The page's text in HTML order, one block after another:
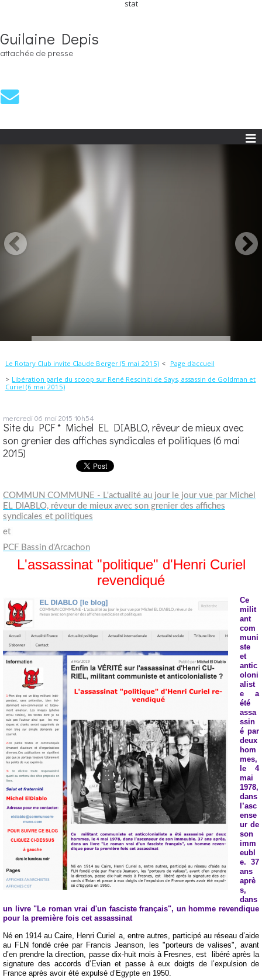
stat
Guilaine Depis
attachée de presse
Le Rotary Club invite Claude Berger (5 mai 2015)
Page d'accueil
Libération parle du scoop sur René Resciniti de Says, assassin de Goldman et
Curiel (6 mai 2015)
mercredi 06 mai 2015 10h54
Site du PCF * Michel EL DIABLO, rêveur de mieux avec
son grenier des affiches syndicales et politiques (6 mai
2015)
COMMUN COMMUNE - L'actualité au jour le jour vue par Michel
EL DIABLO, rêveur de mieux avec son grenier des affiches
syndicales et politiques
et
PCF Bassin d'Arcachon
L'assassinat "politique" d'Henri Curiel
revendiqué
Ce
milit
ant
com
muni
ste
et
antic
oloni
alist
e a
été
assa
ssin
é par
deux
hom
mes,
le 4
mai
1978,
dans
l’asc
ense
ur de
son
imm
eubl
e. 37
ans
aprè
s,
dans
un livre "Le roman vrai d'un fasciste français", un homme revendique
pour la première fois cet assassinat
Né en 1914 au Caire, Henri Curiel a, entre autres, participé au réseau d’aide
au FLN fondé crée par Francis Jeanson, les "porteurs de valises", avant
d’en prendre la direction, passe dix-huit mois à Fresnes, est libéré après la
signature des accords d’Evian et passe à eux doigts de l’expulsion de
France après avoir été expulsé d’Egypte en 1950.